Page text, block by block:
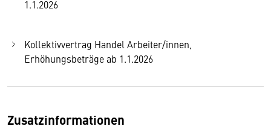
1.1.2026
Kollektivvertrag Handel Arbeiter/innen,
Erhöhungsbeträge ab 1.1.2026
Zusatzinformationen